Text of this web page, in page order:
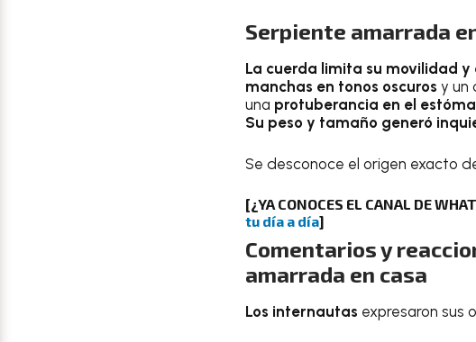
Serpiente amarrada
La cuerda limita su movilidad
manchas en tonos oscuros y un
una protuberancia en el
Su peso y tamaño generó
Se desconoce el origen exacto
[¿YA CONOCES EL CANAL DE
tu día a día]
Comentarios y
amarrada en casa
Los internautas expresaron sus